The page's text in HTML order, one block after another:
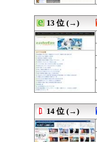
08/09 20:00
08/09 20:00
08/09 20:00
08/09 20:00
08/09 20:00
08/09 20:00
08/09 20:00
08/09 20:00
08/09 20:00
08/09 20:00
08/09 20:00
08/09 20:00
08/09 19:58
08/09 19:57
08/09 19:56
13 位 (→)
14 位 (→)